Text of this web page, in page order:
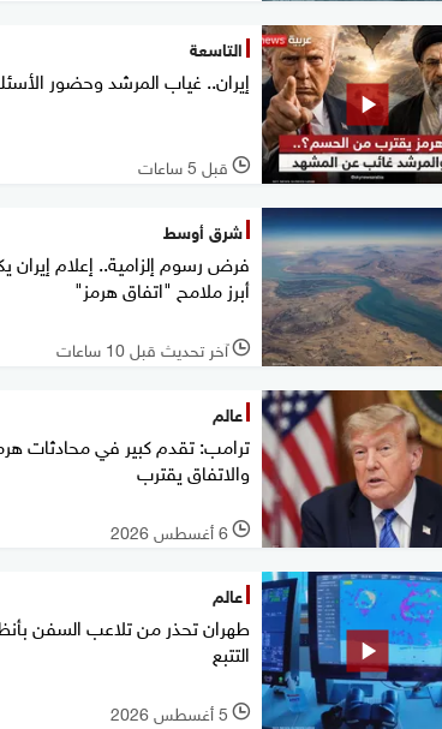
التاسعة
إيران.. غياب المرشد وحضور
l قبل 5 ساعات
شرق أوسط
فرض رسوم إلزامية.. إعلام
أبرز ملامح "اتفاق هرمز"
l آخر تحديث قبل 10 ساعات
عالم
ترامب: تقدم كبير في محادثات
والاتفاق يقترب
l 6 أغسطس 2026
عالم
طهران تحذر من تلاعب السفن
التتبع
l 5 أغسطس 2026